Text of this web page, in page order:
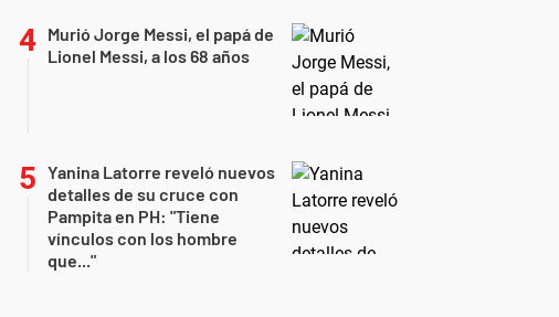
Murió Jorge Messi, el papá de
Lionel Messi, a los 68 años
Yanina Latorre reveló nuevos
detalles de su cruce con
Pampita en PH: "Tiene
vínculos con los hombre
que..."